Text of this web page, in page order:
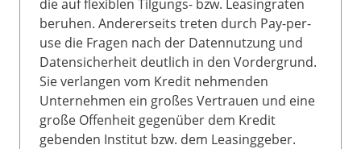
die auf flexiblen Tilgungs- bzw. Leasingraten
beruhen. Andererseits treten durch Pay-per-
use die Fragen nach der Datennutzung und
Datensicherheit deutlich in den Vordergrund.
Sie verlangen vom Kredit nehmenden
Unternehmen ein großes Vertrauen und eine
große Offenheit gegenüber dem Kredit
gebenden Institut bzw. dem Leasinggeber.